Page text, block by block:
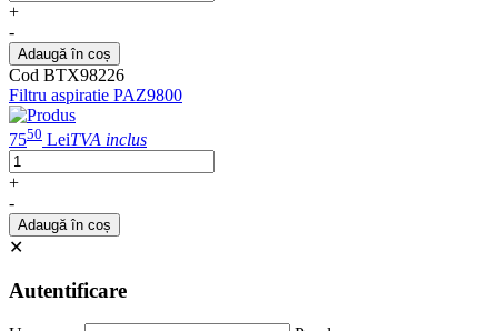
+
-
Adaugă în coș
Cod BTX98226
Filtru aspiratie PAZ9800
7550 LeiTVA inclus
+
-
Adaugă în coș
✕
Autentificare